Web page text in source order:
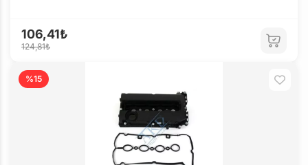
106,41₺
124,81₺
%15